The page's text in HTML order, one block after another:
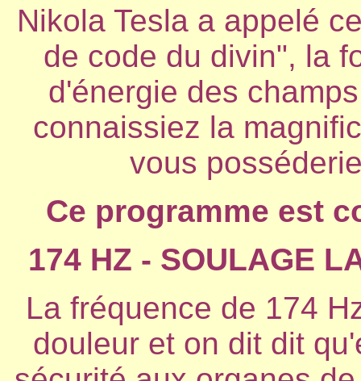
Nikola Tesla a appelé
de code du divin", la
d'énergie des
connaissiez la
vous
Ce programme est
174 HZ - SOULAGE
La fréquence de 174
douleur et on dit dit